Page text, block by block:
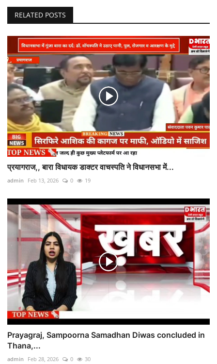
RELATED POSTS
प्रयागराज,, बारा विधायक डाक्टर वाचस्पति ने विधानसभा में...
admin Feb 13, 2026 0 19
Prayagraj, Sampoorna Samadhan Diwas concluded in
Thana,...
admin Feb 28, 2026 0 30